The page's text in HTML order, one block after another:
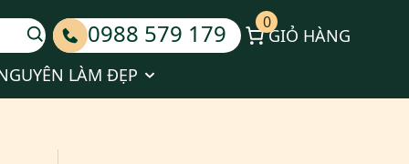
0988 579 179 GIỎ HÀNG
0
doanh cùng Huyền Phi
for Tin tức
LÀM ĐẸP Show submenu for Tài nguyên làm đẹp